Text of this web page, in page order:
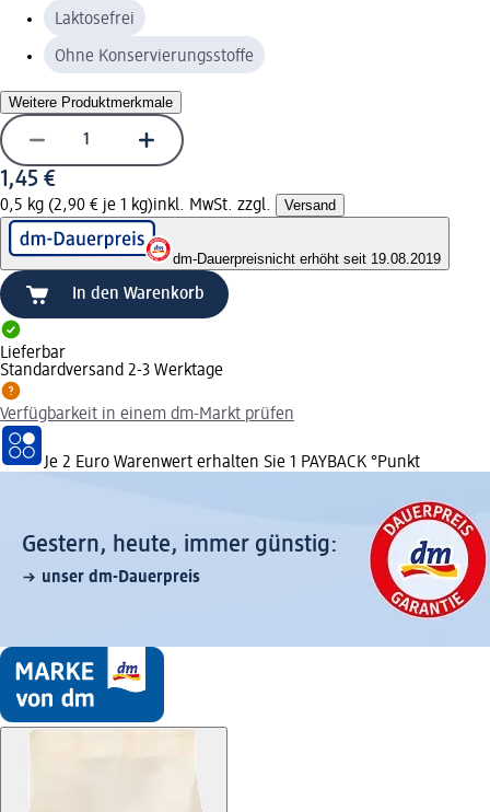
Laktosefrei
Ohne Konservierungsstoffe
Weitere Produktmerkmale
1,45 €
0,5 kg (2,90 € je 1 kg)inkl. MwSt. zzgl. Versand
dm-Dauerpreisnicht erhöht seit 19.08.2019
In den Warenkorb
Lieferbar
Standardversand 2-3 Werktage
Verfügbarkeit in einem dm-Markt prüfen
Je 2 Euro Warenwert erhalten Sie 1 PAYBACK °Punkt
Gestern, heute, immer günstig:
unser dm-Dauerpreis